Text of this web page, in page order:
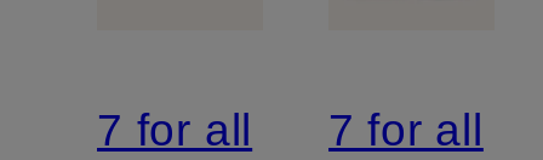
7 for all
7 for all